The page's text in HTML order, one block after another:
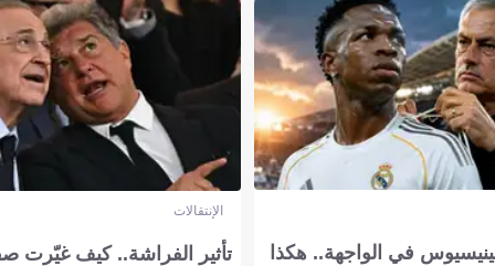
في الواجهة.. هكذا
الإنتقالات
تأثير الفراشة.. كيف غيّرت